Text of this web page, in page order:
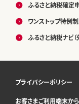
ふるさと納税確定
ワンストップ特例
ふるさと納税ナビ（
プライバシーポリシー
お客さまご利用端末か